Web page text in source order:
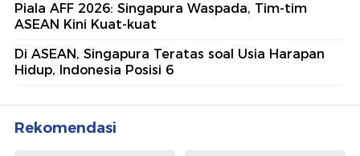
Piala AFF 2026: Singapura Waspada, Tim-tim
ASEAN Kini Kuat-kuat
Di ASEAN, Singapura Teratas soal Usia Harapan
Hidup, Indonesia Posisi 6
Rekomendasi